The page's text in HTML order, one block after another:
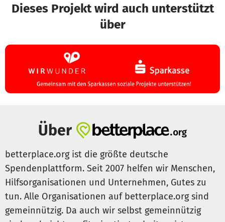
Dieses Projekt wird auch unterstützt
über
Über
betterplace.org ist die größte deutsche
Spendenplattform. Seit 2007 helfen wir Menschen,
Hilfsorganisationen und Unternehmen, Gutes zu
tun. Alle Organisationen auf betterplace.org sind
gemeinnützig. Da auch wir selbst gemeinnützig